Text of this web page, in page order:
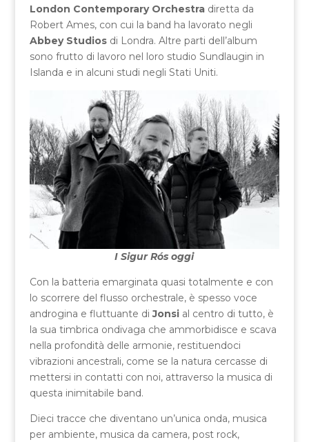
London Contemporary Orchestradiretta da
Robert Ames, con cui la band ha lavorato negli
Abbey Studiosdi Londra. Altre parti dell’album
sono frutto di lavoro nel loro studio Sundlaugin in
Islanda e in alcuni studi negli Stati Uniti.
I Sigur Rós oggi
Con la batteria emarginata quasi totalmente e con
lo scorrere del flusso orchestrale, è spesso voce
androgina e fluttuante diJonsial centro di tutto, è
la sua timbrica ondivaga che ammorbidisce e scava
nella profondità delle armonie, restituendoci
vibrazioni ancestrali, come se la natura cercasse di
mettersi in contatti con noi, attraverso la musica di
questa inimitabile band.
Dieci tracce che diventano un’unica onda, musica
per ambiente, musica da camera, post rock,